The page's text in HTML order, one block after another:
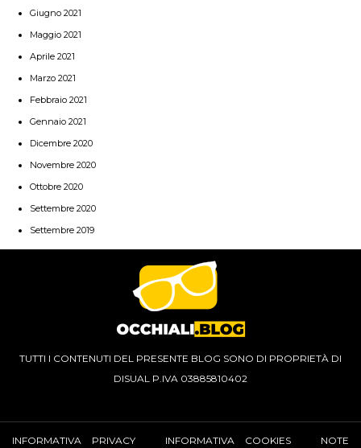
Giugno 2021
Maggio 2021
Aprile 2021
Marzo 2021
Febbraio 2021
Gennaio 2021
Dicembre 2020
Novembre 2020
Ottobre 2020
Settembre 2020
Settembre 2019
TUTTI I CONTENUTI DEL PRESENTE BLOG SONO DI PROPRIETÀ DI
DISUAL P.IVA 03885810402
INFORMATIVA PRIVACY INFORMATIVA COOKIES NOTE